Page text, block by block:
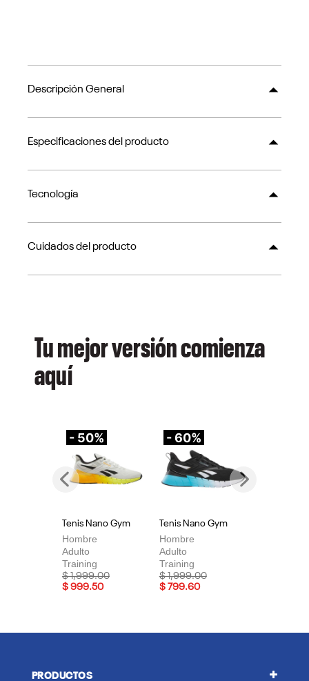
Descripción General
Especificaciones del producto
Tecnología
Cuidados del producto
Tu mejor versión comienza
aquí
- 50%
Tenis Nano Gym
Hombre
Adulto
Training
Price reduced from
$ 1,999.00to
$ 999.50
- 60%
Tenis Nano Gym
Hombre
Adulto
Training
Price reduced from
$ 1,999.00to
$ 799.60
Previous
PRODUCTOS